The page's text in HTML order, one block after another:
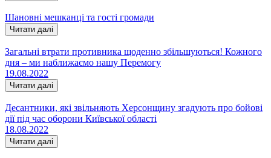
Шановні мешканці та гості громади
Читати далі
Загальні втрати противника щоденно збільшуються! Кожного
дня – ми наближаємо нашу Перемогу
19.08.2022
Читати далі
Десантники, які звільняють Херсонщину згадують про бойові
дії під час оборони Київської області
18.08.2022
Читати далі